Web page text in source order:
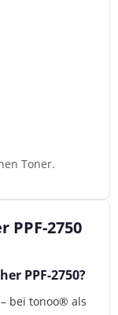
Toner.
PPF-2750
PPF-2750?
bei tonoo® als